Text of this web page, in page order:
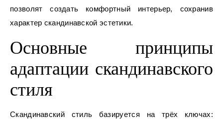
позволят создать комфортный интерьер, сохранив
характер скандинавской эстетики.
Основные принципы
адаптации скандинавского
стиля
Скандинавский стиль базируется на трёх ключах: